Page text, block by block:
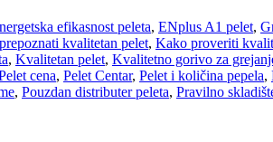
efikasnost peleta, ENplus A1 pelet,
kvalitetan pelet, Kako proveriti
, Kvalitetan pelet, Kvalitetno gorivo za
cena, Pelet Centar, Pelet i količina pepela,
, Pouzdan distributer peleta, Pravilno